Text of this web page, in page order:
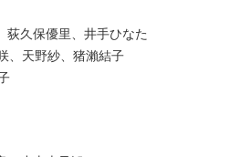
荻久保優里、井手ひなた
、天野紗、猪瀨結子